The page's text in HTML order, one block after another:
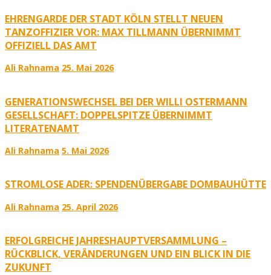
EHRENGARDE DER STADT KÖLN STELLT NEUEN
TANZOFFIZIER VOR: MAX TILLMANN ÜBERNIMMT
OFFIZIELL DAS AMT
Ali Rahnama 25. Mai 2026
GENERATIONSWECHSEL BEI DER WILLI OSTERMANN
GESELLSCHAFT: DOPPELSPITZE ÜBERNIMMT
LITERATENAMT
Ali Rahnama 5. Mai 2026
STROMLOSE ADER: SPENDENÜBERGABE DOMBAUHÜTTE
Ali Rahnama 25. April 2026
ERFOLGREICHE JAHRESHAUPTVERSAMMLUNG –
RÜCKBLICK, VERÄNDERUNGEN UND EIN BLICK IN DIE
ZUKUNFT